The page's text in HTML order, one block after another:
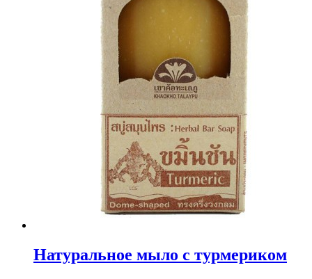
Натуральное мыло с турмериком